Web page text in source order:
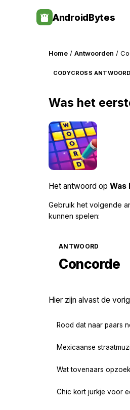
AndroidBytes
Home / Antwoorden /
CODYCROSS
Was het
Het antwoord op Was
Gebruik het volgende
kunnen spelen:
ANTWOORD
Concorde
Hier zijn alvast de
Rood dat naar paars
Mexicaanse
Wat tovenaars
Chic kort jurkje voor